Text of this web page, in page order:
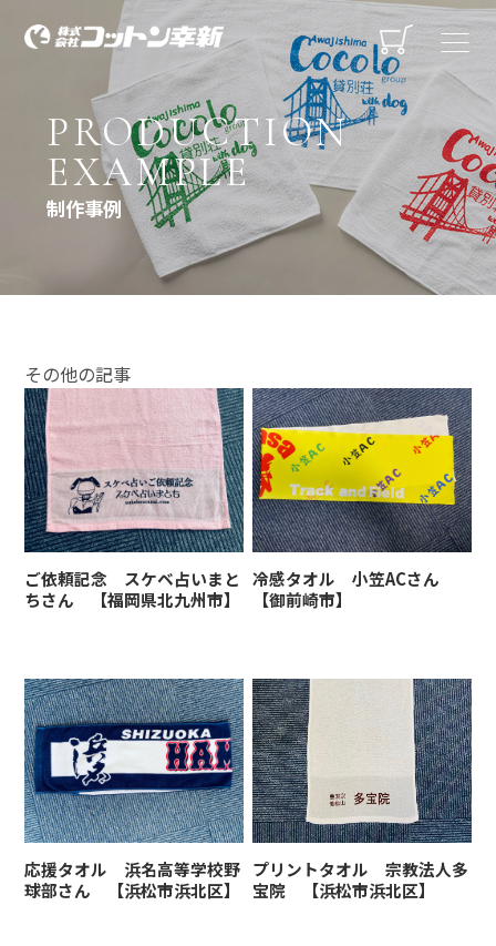
PRODUCTION
EXAMPLE
制作事例
その他の記事
ご依頼記念 スケベ占いまと
ちさん 【福岡県北九州市】
冷感タオル 小笠ACさん
【御前崎市】
応援タオル 浜名高等学校野
球部さん 【浜松市浜北区】
プリントタオル 宗教法人多
宝院 【浜松市浜北区】